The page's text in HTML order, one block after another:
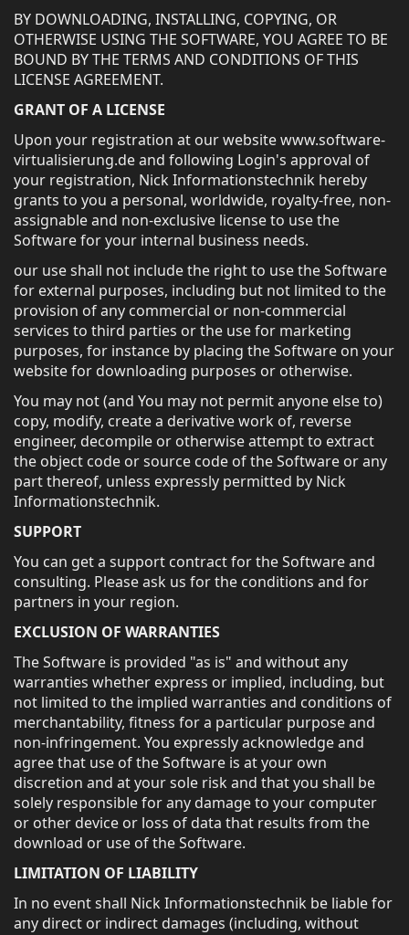
BY DOWNLOADING, INSTALLING, COPYING, OR
OTHERWISE USING THE SOFTWARE, YOU AGREE TO BE
BOUND BY THE TERMS AND CONDITIONS OF THIS
LICENSE AGREEMENT.
GRANT OF A LICENSE
Upon your registration at our website www.software-
virtualisierung.de and following Login's approval of
your registration, Nick Informationstechnik hereby
grants to you a personal, worldwide, royalty-free, non-
assignable and non-exclusive license to use the
Software for your internal business needs.
our use shall not include the right to use the Software
for external purposes, including but not limited to the
provision of any commercial or non-commercial
services to third parties or the use for marketing
purposes, for instance by placing the Software on your
website for downloading purposes or otherwise.
You may not (and You may not permit anyone else to)
copy, modify, create a derivative work of, reverse
engineer, decompile or otherwise attempt to extract
the object code or source code of the Software or any
part thereof, unless expressly permitted by Nick
Informationstechnik.
SUPPORT
You can get a support contract for the Software and
consulting. Please ask us for the conditions and for
partners in your region.
EXCLUSION OF WARRANTIES
The Software is provided "as is" and without any
warranties whether express or implied, including, but
not limited to the implied warranties and conditions of
merchantability, fitness for a particular purpose and
non-infringement. You expressly acknowledge and
agree that use of the Software is at your own
discretion and at your sole risk and that you shall be
solely responsible for any damage to your computer
or other device or loss of data that results from the
download or use of the Software.
LIMITATION OF LIABILITY
In no event shall Nick Informationstechnik be liable for
any direct or indirect damages (including, without